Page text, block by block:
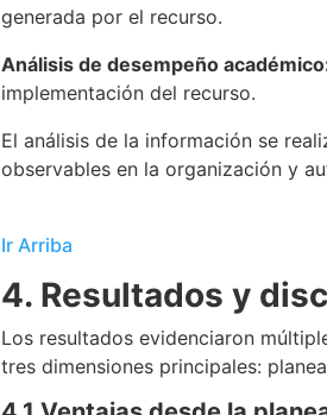
generada por el recurso.
Análisis de desempeño
implementación del recurso.
El análisis de la información se
observables en la organización y
Ir Arriba
4. Resultados y
Los resultados evidenciaron
tres dimensiones principales: